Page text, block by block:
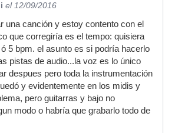
el 12/09/2016
una canción y estoy contento con el
que corregiría es el tempo: quisiera
5 bpm. el asunto es si podría hacerlo
pistas de audio...la voz es lo único
despues pero toda la instrumentación
y evidentemente en los midis y
pero guitarras y bajo no
modo o habría que grabarlo todo de